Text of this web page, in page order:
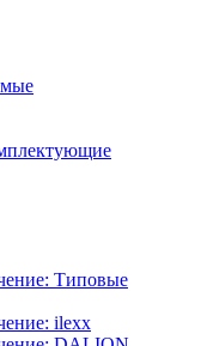
Типовые
ilexx